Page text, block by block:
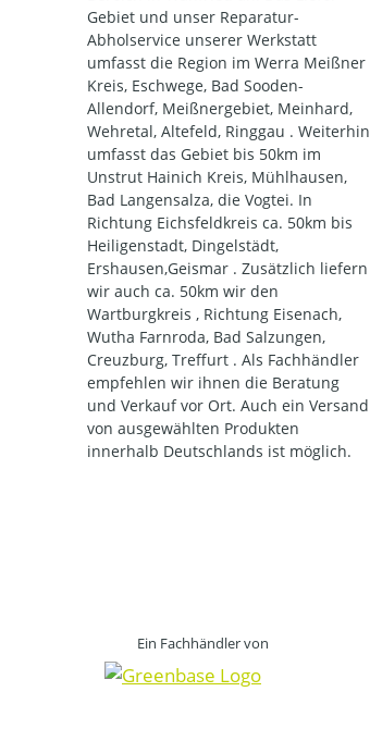
Gebiet und unser Reparatur-
Abholservice unserer Werkstatt
umfasst die Region im Werra Meißner
Kreis, Eschwege, Bad Sooden-
Allendorf, Meißnergebiet, Meinhard,
Wehretal, Altefeld, Ringgau . Weiterhin
umfasst das Gebiet bis 50km im
Unstrut Hainich Kreis, Mühlhausen,
Bad Langensalza, die Vogtei. In
Richtung Eichsfeldkreis ca. 50km bis
Heiligenstadt, Dingelstädt,
Ershausen,Geismar . Zusätzlich liefern
wir auch ca. 50km wir den
Wartburgkreis , Richtung Eisenach,
Wutha Farnroda, Bad Salzungen,
Creuzburg, Treffurt . Als Fachhändler
empfehlen wir ihnen die Beratung
und Verkauf vor Ort. Auch ein Versand
von ausgewählten Produkten
innerhalb Deutschlands ist möglich.
Ein Fachhändler von